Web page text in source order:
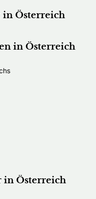
in Österreich
in Österreich
in Österreich